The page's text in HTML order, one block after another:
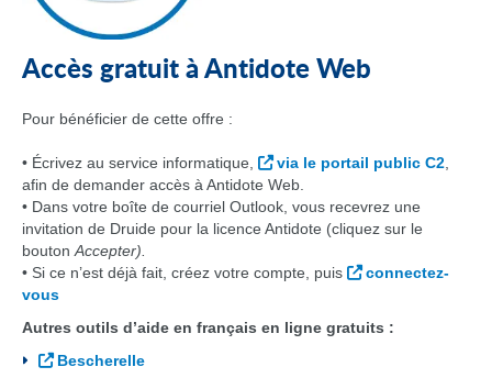
Accès gratuit à Antidote Web
Pour bénéficier de cette offre :
• Écrivez au service informatique, via le portail public C2
afin de demander accès à Antidote Web.
• Dans votre boîte de courriel Outlook, vous recevrez une
invitation de Druide pour la licence Antidote (cliquez sur le
bouton Accepter).
• Si ce n’est déjà fait, créez votre compte, puis
connectez-
vous
Autres outils d’aide en français en ligne gratuits :
Bescherelle